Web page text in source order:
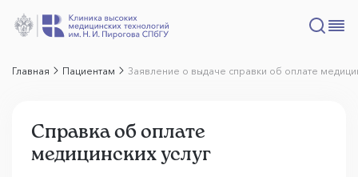
Главная Пациентам Заявление о выдаче справки об оплате
Справка об оплате
медицинских услуг